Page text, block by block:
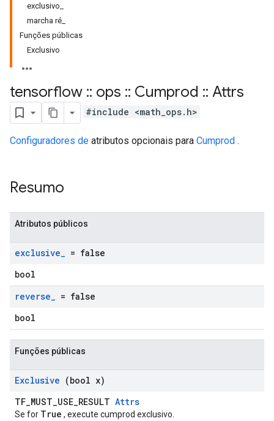
exclusivo_
marcha ré_
Funções públicas
Exclusivo
tensorflow :: ops :: Cumprod :: Attrs
#include <math_ops.h>
Configuradores de atributos opcionais para Cumprod .
Resumo
Atributos públicos
exclusive_ = false
bool
reverse_ = false
bool
Funções públicas
Exclusive (bool x)
TF_MUST_USE_RESULT Attrs
Se for True , execute cumprod exclusivo.